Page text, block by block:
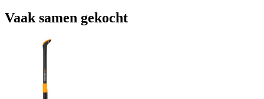
Vaak samen gekocht